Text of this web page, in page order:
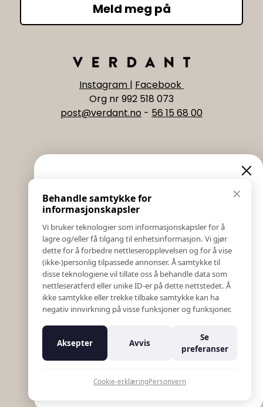
Meld meg på
Instagram | Facebook
Org nr 992 518 073
post@verdant.no - 56 15 68 00
Informasjon
Salgs & Leveringsbetingelser
Registrer reklamasjon eller retur
Kontakt Oss
Bildebank
Følg Oss
Prislister
Etiske Retningslinjer
Åpenhetsloven
Varsling om kritikkverdige forhold
K18 Kurkalkulator
✕
Behandle samtykke for
informasjonskapsler
Vi bruker teknologier som informasjonskapsler for å
lagre og/eller få tilgang til enhetsinformasjon. Vi gjør
dette for å forbedre nettleseropplevelsen og for å vise
(ikke-)personlig tilpassede annonser. Å samtykke til
disse teknologiene vil tillate oss å behandle data som
nettleseratferd eller unike ID-er på dette nettstedet. Å
ikke samtykke eller trekke tilbake samtykke kan ha
negativ innvirkning på visse funksjoner og funksjoner.
Aksepter Avvis
Se
preferanser
Cookie-erklæringPersonvern
Eksklusive nyheter og
tilbud
Meld deg på vårt nyhetsbrev og hold deg oppdatert!
Her får du innblikk i nyheter, kampanjer og
konkurranser.
E-post